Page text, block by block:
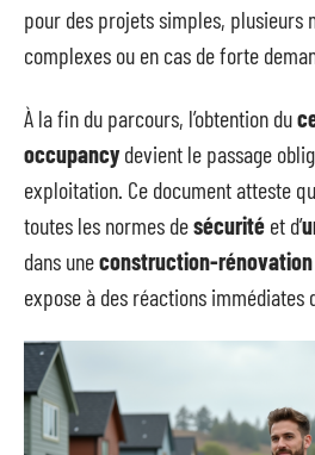
pour des projets simples, plusieurs
complexes ou en cas de forte
À la fin du parcours, l’obtention du
occupancydevient le passage
exploitation. Ce document atteste
toutes les normes desécurité et d’
dans uneconstruction-rénovation
expose à des réactions immédiates